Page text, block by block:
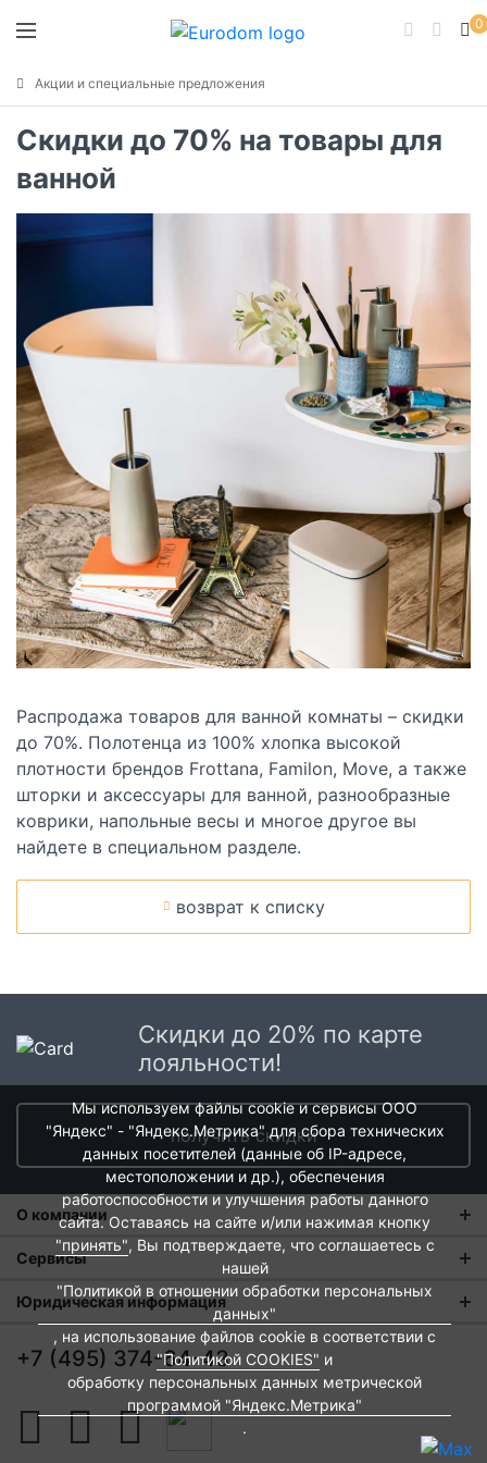
0
Акции и специальные предложения
Скидки до 70% на товары для
ванной
Распродажа товаров для ванной комнаты – скидки
до 70%. Полотенца из 100% хлопка высокой
плотности брендов Frottana, Familon, Move, а также
шторки и аксессуары для ванной, разнообразные
коврики, напольные весы и многое другое вы
найдете в специальном разделе.
возврат к списку
Скидки до 20% по карте
лояльности!
получить скидки
О компании
О нас
Магазины
Новости
Контакты
Вакансии
Сервисы
Оплата и тарифы доставки
Обмен и возврат
Евродом-бонус
Подарочные сертификаты
Архитекторам и дизайнерам
Юридическая информация
Пользовательское соглашение
Политика обработки персональных данных
Политика cookies
+7 (495) 374-64-43
Мы используем файлы cookie и сервисы ООО
"Яндекс" - "Яндекс.Метрика" для сбора технических
данных посетителей (данные об IP-адресе,
местоположении и др.), обеспечения
работоспособности и улучшения работы данного
сайта. Оставаясь на сайте и/или нажимая кнопку
"принять", Вы подтверждаете, что соглашаетесь с
нашей
"Политикой в отношении обработки персональных
данных"
, на использование файлов cookie в соответствии с
"Политикой COOKIES" и
обработку персональных данных метрической
программой "Яндекс.Метрика"
.